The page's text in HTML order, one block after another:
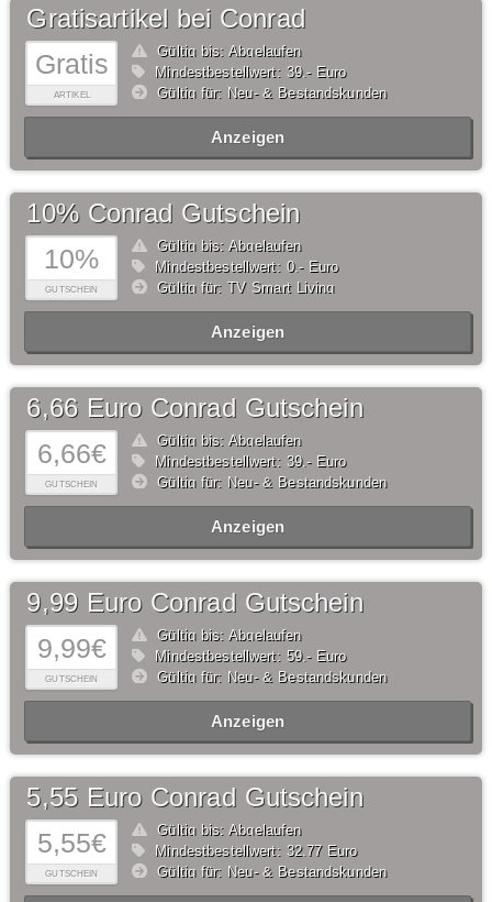
Gratis
ARTIKEL
Gratisartikel bei Conrad
Gültig bis: Abgelaufen
Mindestbestellwert: 39,- Euro
Gültig für: Neu- & Bestandskunden
Anzeigen
10%
GUTSCHEIN
10% Conrad Gutschein
Gültig bis: Abgelaufen
Mindestbestellwert: 0,- Euro
Gültig für: TV Smart Living
Anzeigen
6,66€
GUTSCHEIN
6,66 Euro Conrad Gutschein
Gültig bis: Abgelaufen
Mindestbestellwert: 39,- Euro
Gültig für: Neu- & Bestandskunden
Anzeigen
9,99€
GUTSCHEIN
9,99 Euro Conrad Gutschein
Gültig bis: Abgelaufen
Mindestbestellwert: 59,- Euro
Gültig für: Neu- & Bestandskunden
Anzeigen
5,55€
GUTSCHEIN
5,55 Euro Conrad Gutschein
Gültig bis: Abgelaufen
Mindestbestellwert: 32,77 Euro
Gültig für: Neu- & Bestandskunden